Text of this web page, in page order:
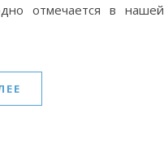
отмечается в нашей